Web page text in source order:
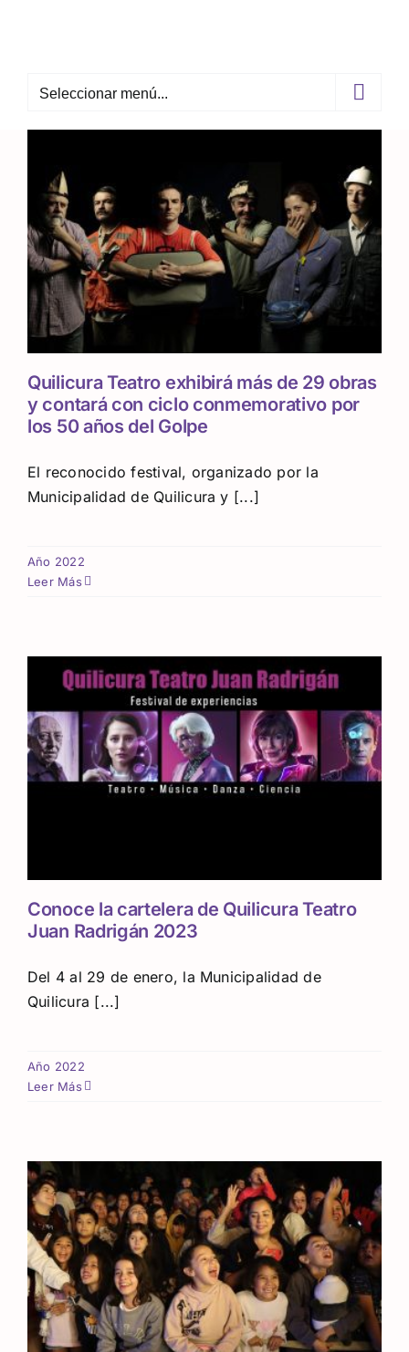
Seleccionar menú...
Quilicura Teatro exhibirá más de 29 obras
y contará con ciclo conmemorativo por
los 50 años del Golpe
El reconocido festival, organizado por la
Municipalidad de Quilicura y [...]
Año 2022
Leer Más
Conoce la cartelera de Quilicura Teatro
Juan Radrigán 2023
Del 4 al 29 de enero, la Municipalidad de
Quilicura [...]
Año 2022
Leer Más